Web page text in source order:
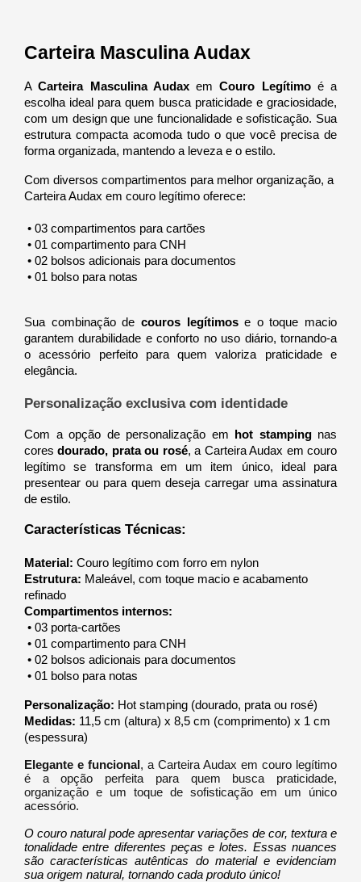
Carteira Masculina Audax
A Carteira Masculina Audax em Couro Legítimo é a
escolha ideal para quem busca praticidade e graciosidade,
com um design que une funcionalidade e sofisticação. Sua
estrutura compacta acomoda tudo o que você precisa de
forma organizada, mantendo a leveza e o estilo.
Com diversos compartimentos para melhor organização, a
Carteira Audax em couro legítimo oferece:
• 03 compartimentos para cartões
• 01 compartimento para CNH
• 02 bolsos adicionais para documentos
• 01 bolso para notas
Sua combinação de couros legítimos e o toque macio
garantem durabilidade e conforto no uso diário, tornando-a
o acessório perfeito para quem valoriza praticidade e
elegância.
Personalização exclusiva com identidade
Com a opção de personalização em hot stamping nas
cores dourado, prata ou rosé, a Carteira Audax em couro
legítimo se transforma em um item único, ideal para
presentear ou para quem deseja carregar uma assinatura
de estilo.
Características Técnicas:
Material: Couro legítimo com forro em nylon
Estrutura: Maleável, com toque macio e acabamento
refinado
Compartimentos internos:
• 03 porta-cartões
• 01 compartimento para CNH
• 02 bolsos adicionais para documentos
• 01 bolso para notas
Personalização: Hot stamping (dourado, prata ou rosé)
Medidas: 11,5 cm (altura) x 8,5 cm (comprimento) x 1 cm
(espessura)
Elegante e funcional , a Carteira Audax em couro legítimo
é a opção perfeita para quem busca praticidade,
organização e um toque de sofisticação em um único
acessório.
O couro natural pode apresentar variações de cor, textura e
tonalidade entre diferentes peças e lotes. Essas nuances
são características autênticas do material e evidenciam
sua origem natural, tornando cada produto único!